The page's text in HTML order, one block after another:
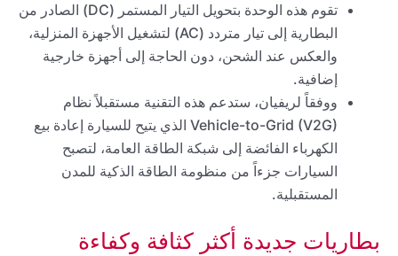
تقوم هذه الوحدة بتحويل التيار المستمر (DC) الصادر من
البطارية إلى تيار متردد (AC) لتشغيل الأجهزة المنزلية،
والعكس عند الشحن، دون الحاجة إلى أجهزة خارجية
إضافية.
ووفقاً لريفيان، ستدعم هذه التقنية مستقبلاً نظام
Vehicle-to-Grid (V2G) الذي يتيح للسيارة إعادة بيع
الكهرباء الفائضة إلى شبكة الطاقة العامة، لتصبح
السيارات جزءاً من منظومة الطاقة الذكية للمدن
المستقبلية.
بطاريات جديدة أكثر كثافة وكفاءة